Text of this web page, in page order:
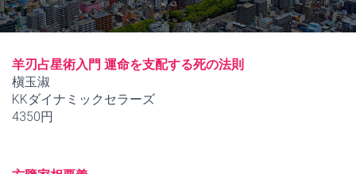
I
G
羊刃占星術入門 運命を支配する死の法則
槇玉淑
KKダイナミックセラーズ
4350円